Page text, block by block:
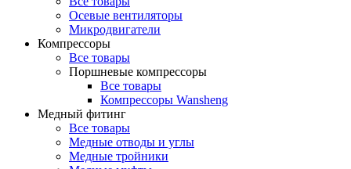
Осевые вентиляторы
Микродвигатели
Компрессоры
Все товары
Поршневые компрессоры
Все товары
Компрессоры Wansheng
Медный фитинг
Все товары
Медные отводы и углы
Медные тройники